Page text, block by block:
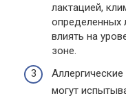
лактацией,
определенных
влиять на
зоне.
могут